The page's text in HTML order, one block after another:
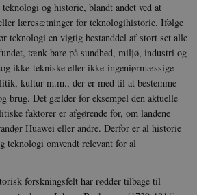
og historie, blandt andet ved at
læresætninger for teknologihistorie. Ifølge
teknologi en vigtig bestanddel af stort set alle
tænk bare på sundhed, miljø, industri og
ikke-tekniske eller ikke-ingeniørmæssige
kultur m.m., der er med til at bestemme
brug. Det gælder for eksempel den aktuelle
faktorer er afgørende for, om landene
Huawei eller andre. Derfor er al historie
teknologi omvendt relevant for al
forskningsfelt har rødder tilbage til